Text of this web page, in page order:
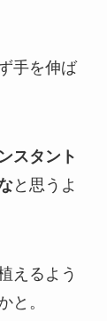
手を伸ば
スタント
と思うよ
えるよう
と。